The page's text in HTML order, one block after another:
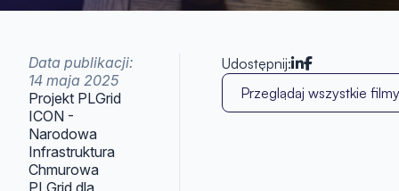
Data publikacji:
14 maja 2025
Projekt PLGrid
ICON -
Narodowa
Infrastruktura
Chmurowa
PLGrid dla
Udostępnij:
Przeglądaj wszystkie filmy